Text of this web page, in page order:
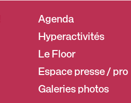
Agenda
Hyperactivités
Le Floor
Espace presse / pro
Galeries photos